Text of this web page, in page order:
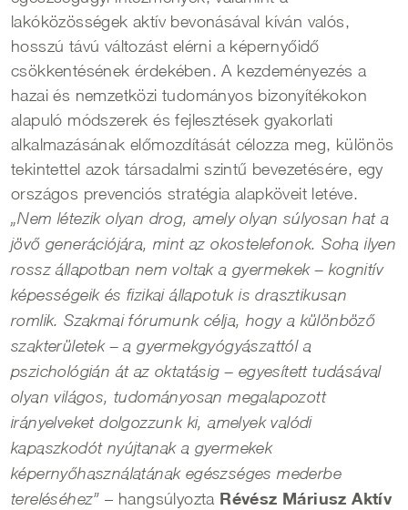
lakóközösségek aktív bevonásával kíván valós,
hosszú távú változást elérni a képernyőidő
csökkentésének érdekében. A kezdeményezés a
hazai és nemzetközi tudományos bizonyítékokon
alapuló módszerek és fejlesztések gyakorlati
alkalmazásának előmozdítását célozza meg, különös
tekintettel azok társadalmi szintű bevezetésére, egy
országos prevenciós stratégia alapköveit letéve.
„Nem létezik olyan drog, amely olyan súlyosan hat a
jövő generációjára, mint az okostelefonok. Soha ilyen
rossz állapotban nem voltak a gyermekek – kognitív
képességeik és fizikai állapotuk is drasztikusan
romlik. Szakmai fórumunk célja, hogy a különböző
szakterületek – a gyermekgyógyászattól a
pszichológián át az oktatásig – egyesített tudásával
olyan világos, tudományosan megalapozott
irányelveket dolgozzunk ki, amelyek valódi
kapaszkodót nyújtanak a gyermekek
képernyőhasználatának egészséges mederbe
tereléséhez” – hangsúlyozta Révész Máriusz Aktív